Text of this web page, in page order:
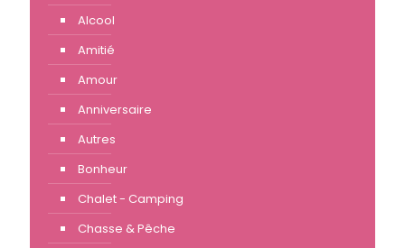
Alcool
Amitié
Amour
Anniversaire
Autres
Bonheur
Chalet - Camping
Chasse & Pêche